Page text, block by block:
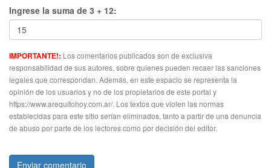
Ingrese la suma de 3 + 12:
IMPORTANTE!: Los comentarios publicados son de exclusiva
responsabilidad de sus autores, sobre quienes pueden recaer las sanciones
legales que correspondan. Además, en este espacio se representa la
opinión de los usuarios y no de los propietarios de este portal y
https://www.arequitohoy.com.ar/. Los textos que violen las normas
establecidas para este sitio serían eliminados, tanto a partir de una denuncia
de abuso por parte de los lectores como por decisión del editor.
Enviar comentario